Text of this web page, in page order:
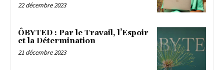
22 décembre 2023
ÔBYTED : Par le Travail, l’Espoir
et la Détermination
21 décembre 2023